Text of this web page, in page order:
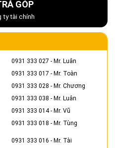
GÓP
ty tài chính
0931 333 027 - Mr. Luân
0931 333 017 - Mr. Toàn
0931 333 028 - Mr. Chương
0931 333 038 - Mr. Luân
0931 333 014- Mr. Vũ
0931 333 018 - Mr. Tùng
0931 333 016 - Mr. Tài